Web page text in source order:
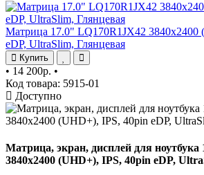
Матрица 17.0" LQ170R1JX42 3840x2400
eDP, UltraSlim, Глянцевая
Купить
• 14 200р. •
Код товара: 5915-01
Доступно
Матрица, экран, дисплей для
3840x2400 (UHD+), IPS, 40pin eDP,